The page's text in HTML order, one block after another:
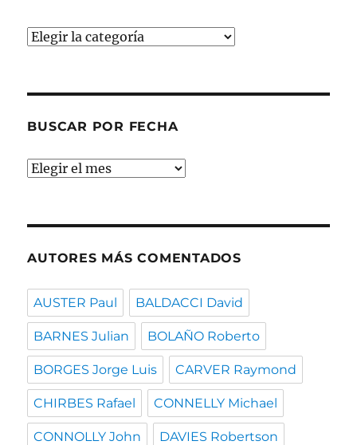
Buscar
BUSCAR POR FECHA
Buscar
AUTORES MÁS COMENTADOS
AUSTER Paul BALDACCI David
BARNES Julian BOLAÑO Roberto
BORGES Jorge Luis CARVER Raymond
CHIRBES Rafael CONNELLY Michael
CONNOLLY John DAVIES Robertson